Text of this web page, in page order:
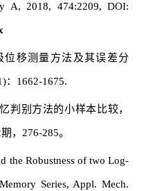
A, 2018, 474:2209, DOI:
位移测量方法及其误差分
：1662-1675.
判别方法的小样本比较，
，276-285。
the Robustness of two Log-
Series, Appl. Mech.